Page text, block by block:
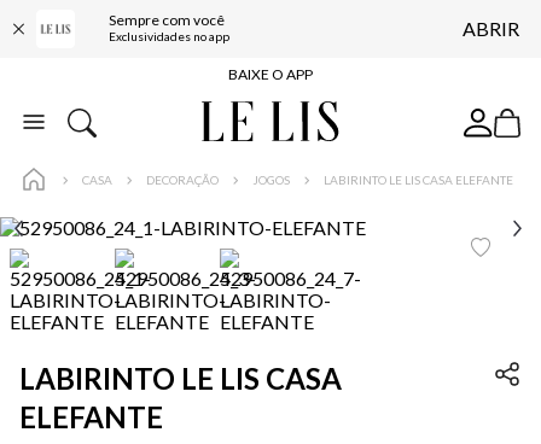
Sempre com você
Exclusividades no app ABRIR
FRETE GRÁTIS*
BAIXE O APP
10% OFF NA PRIMEIRA COMPRA*
FRETE GRÁTIS*
BAIXE O APP
10% OFF NA PRIMEIRA COMPRA*
CASA DECORAÇÃO JOGOS LABIRINTO LE LIS CASA ELEFANTE
LABIRINTO LE LIS CASA
ELEFANTE